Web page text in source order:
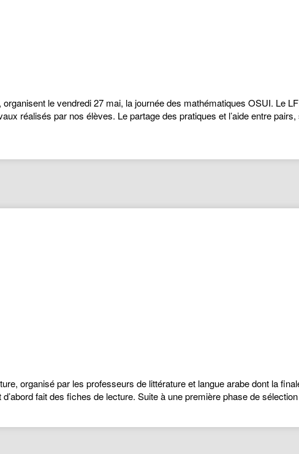
le vendredi 27 mai, la journée des mathématiques OSUI. Le
réalisés par nos élèves. Le partage des pratiques et l’aide entre
organisé par les professeurs de littérature et langue arabe dont la
fait des fiches de lecture. Suite à une première phase de